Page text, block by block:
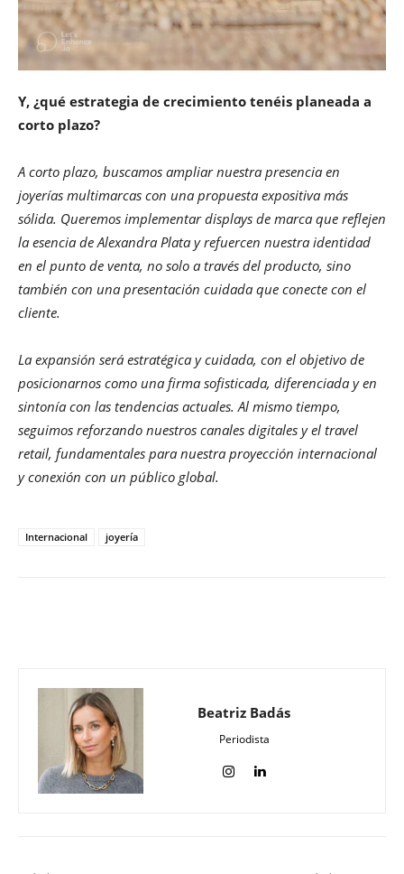
Y, ¿qué estrategia de crecimiento tenéis planeada a
corto plazo?
A corto plazo, buscamos ampliar nuestra presencia en
joyerías multimarcas con una propuesta expositiva más
sólida. Queremos implementar displays de marca que reflejen
la esencia de Alexandra Plata y refuercen nuestra identidad
en el punto de venta, no solo a través del producto, sino
también con una presentación cuidada que conecte con el
cliente.
La expansión será estratégica y cuidada, con el objetivo de
posicionarnos como una firma sofisticada, diferenciada y en
sintonía con las tendencias actuales. Al mismo tiempo,
seguimos reforzando nuestros canales digitales y el travel
retail, fundamentales para nuestra proyección internacional
y conexión con un público global.
Internacional joyería
Beatriz Badás
Periodista